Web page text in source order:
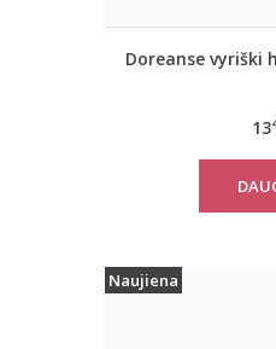
Doreanse vyriški
13
Naujiena